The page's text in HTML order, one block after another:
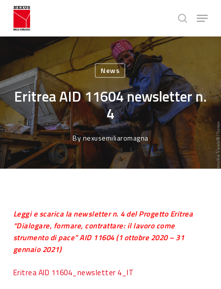
Skip
main
search
Menu
News
Eritrea AID 11604 newsletter n.
4
Bynexusemiliaromagna
Leggi e scarica la newsletter n. 4 del Progetto Eritrea
“Dialogare, formare, contrattare: il lavoro come
strumento di pace” AID 11604 (1 ottobre 2020 – 31
gennaio 2021)
Eritrea AID 11604_newsletter 4_IT